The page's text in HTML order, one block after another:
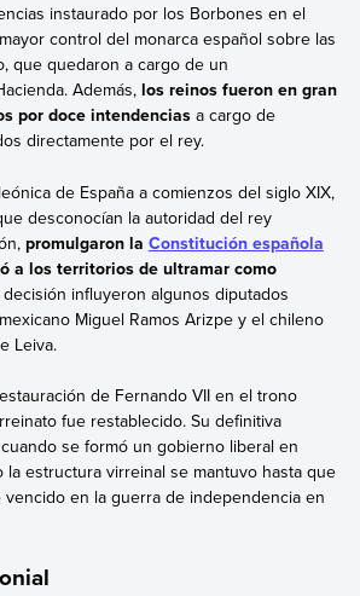
instaurado por los Borbones en el
control del monarca español sobre las
que quedaron a cargo de un
Además,los reinos fueron en gran
por doce intendenciasa cargo de
directamente por el rey.
de España a comienzos del siglo XIX,
desconocían la autoridad del rey
promulgaron la Constitución española
a los territorios de ultramar como
decisión influyeron algunos diputados
Miguel Ramos Arizpe y el chileno
Leiva.
de Fernando VII en el trono
fue restablecido. Su definitiva
se formó un gobierno liberal en
la estructura virreinal se mantuvo hasta que
en la guerra de independencia en